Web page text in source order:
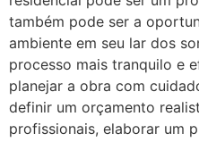
também pode ser a
ambiente em seu lar dos
processo mais tranquilo e
planejar a obra com
definir um orçamento
profissionais, elaborar um